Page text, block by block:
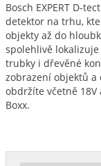
Bosch EXPERT D-
detektor na trhu,
objekty až do
spolehlivě lokalizuje
trubky i dřevěné
zobrazení objektů a
obdržíte včetně
Boxx.